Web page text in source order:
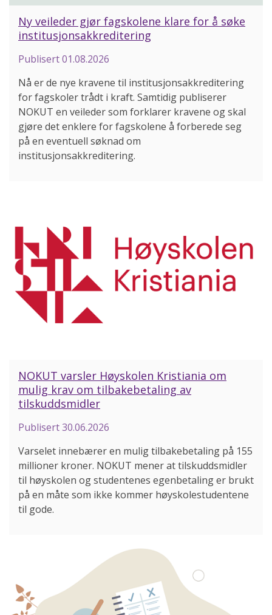
Ny veileder gjør fagskolene klare for å søke
institusjonsakkreditering
Publisert01.08.2026
Nå er de nye kravene til institusjonsakkreditering
for fagskoler trådt i kraft. Samtidig publiserer
NOKUT en veileder som forklarer kravene og skal
gjøre det enklere for fagskolene å forberede seg
på en eventuell søknad om
institusjonsakkreditering.
NOKUT varsler Høyskolen Kristiania om
mulig krav om tilbakebetaling av
tilskuddsmidler
Publisert30.06.2026
Varselet innebærer en mulig tilbakebetaling på 155
millioner kroner. NOKUT mener at tilskuddsmidler
til høyskolen og studentenes egenbetaling er brukt
på en måte som ikke kommer høyskolestudentene
til gode.